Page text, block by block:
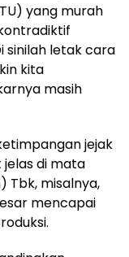
yang murah
sinilah letak cara
kita
masih
jejak
di mata
Tbk, misalnya,
mencapai